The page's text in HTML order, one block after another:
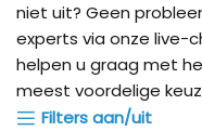
niet uit? Geen
experts via onze live-
helpen u graag met
meest voordelige
Filters aan/uit